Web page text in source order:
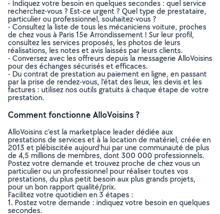
- Indiquez votre besoin en quelques secondes : quel service
recherchez-vous ? Est-ce urgent ? Quel type de prestataire,
particulier ou professionnel, souhaitez-vous ?
- Consultez la liste de tous les mécaniciens voiture, proches
de chez vous à Paris 15e Arrondissement ! Sur leur profil,
consultez les services proposés, les photos de leurs
réalisations, les notes et avis laissés par leurs clients.
- Conversez avec les offreurs depuis la messagerie AlloVoisins
pour des échanges sécurisés et efficaces.
- Du contrat de prestation au paiement en ligne, en passant
par la prise de rendez-vous, l’état des lieux, les devis et les
factures : utilisez nos outils gratuits à chaque étape de votre
prestation.
Comment fonctionne AlloVoisins ?
AlloVoisins c’est la marketplace leader dédiée aux
prestations de services et à la location de matériel, créée en
2013 et plébiscitée aujourd’hui par une communauté de plus
de 4,5 millions de membres, dont 300 000 professionnels.
Postez votre demande et trouvez proche de chez vous un
particulier ou un professionnel pour réaliser toutes vos
prestations, du plus petit besoin aux plus grands projets,
pour un bon rapport qualité/prix.
Facilitez votre quotidien en 3 étapes :
1. Postez votre demande : indiquez votre besoin en quelques
secondes.